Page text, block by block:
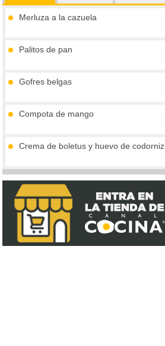
Merluza a la cazuela
Palitos de pan
Gofres belgas
Compota de mango
Crema de boletus y huevo de codorniz
Vieiras con jamón y reducción al cava